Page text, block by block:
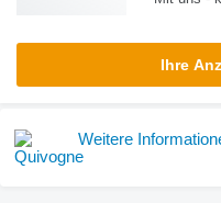
Ihre
Weitere